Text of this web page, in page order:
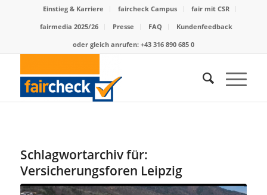
Einstieg & Karriere faircheck Campus
fair mit CSR
fairmedia 2025/26
Presse FAQ
Kundenfeedback
oder gleich anrufen: +43 316 890 685 0
Schlagwortarchiv für:
Versicherungsforen Leipzig